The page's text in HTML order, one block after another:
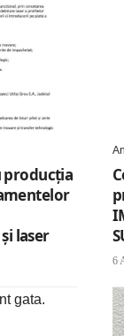
producția
laser
6